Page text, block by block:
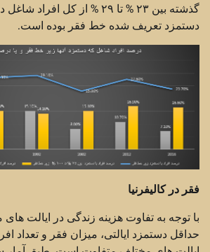
گذشته بین ۲۳ % تا ۲۹ % از کل
دستمزد تعریف شده خط فقر بوده است.
فقر در کالیفرنیا
با توجه به تفاوت هزینه زندگی در ایالت
حداقل دستمزد ایالتی، میزان فقر و تعداد